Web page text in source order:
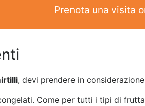
Prenota una visita
, devi prendere in
Come per tutti i tipi di